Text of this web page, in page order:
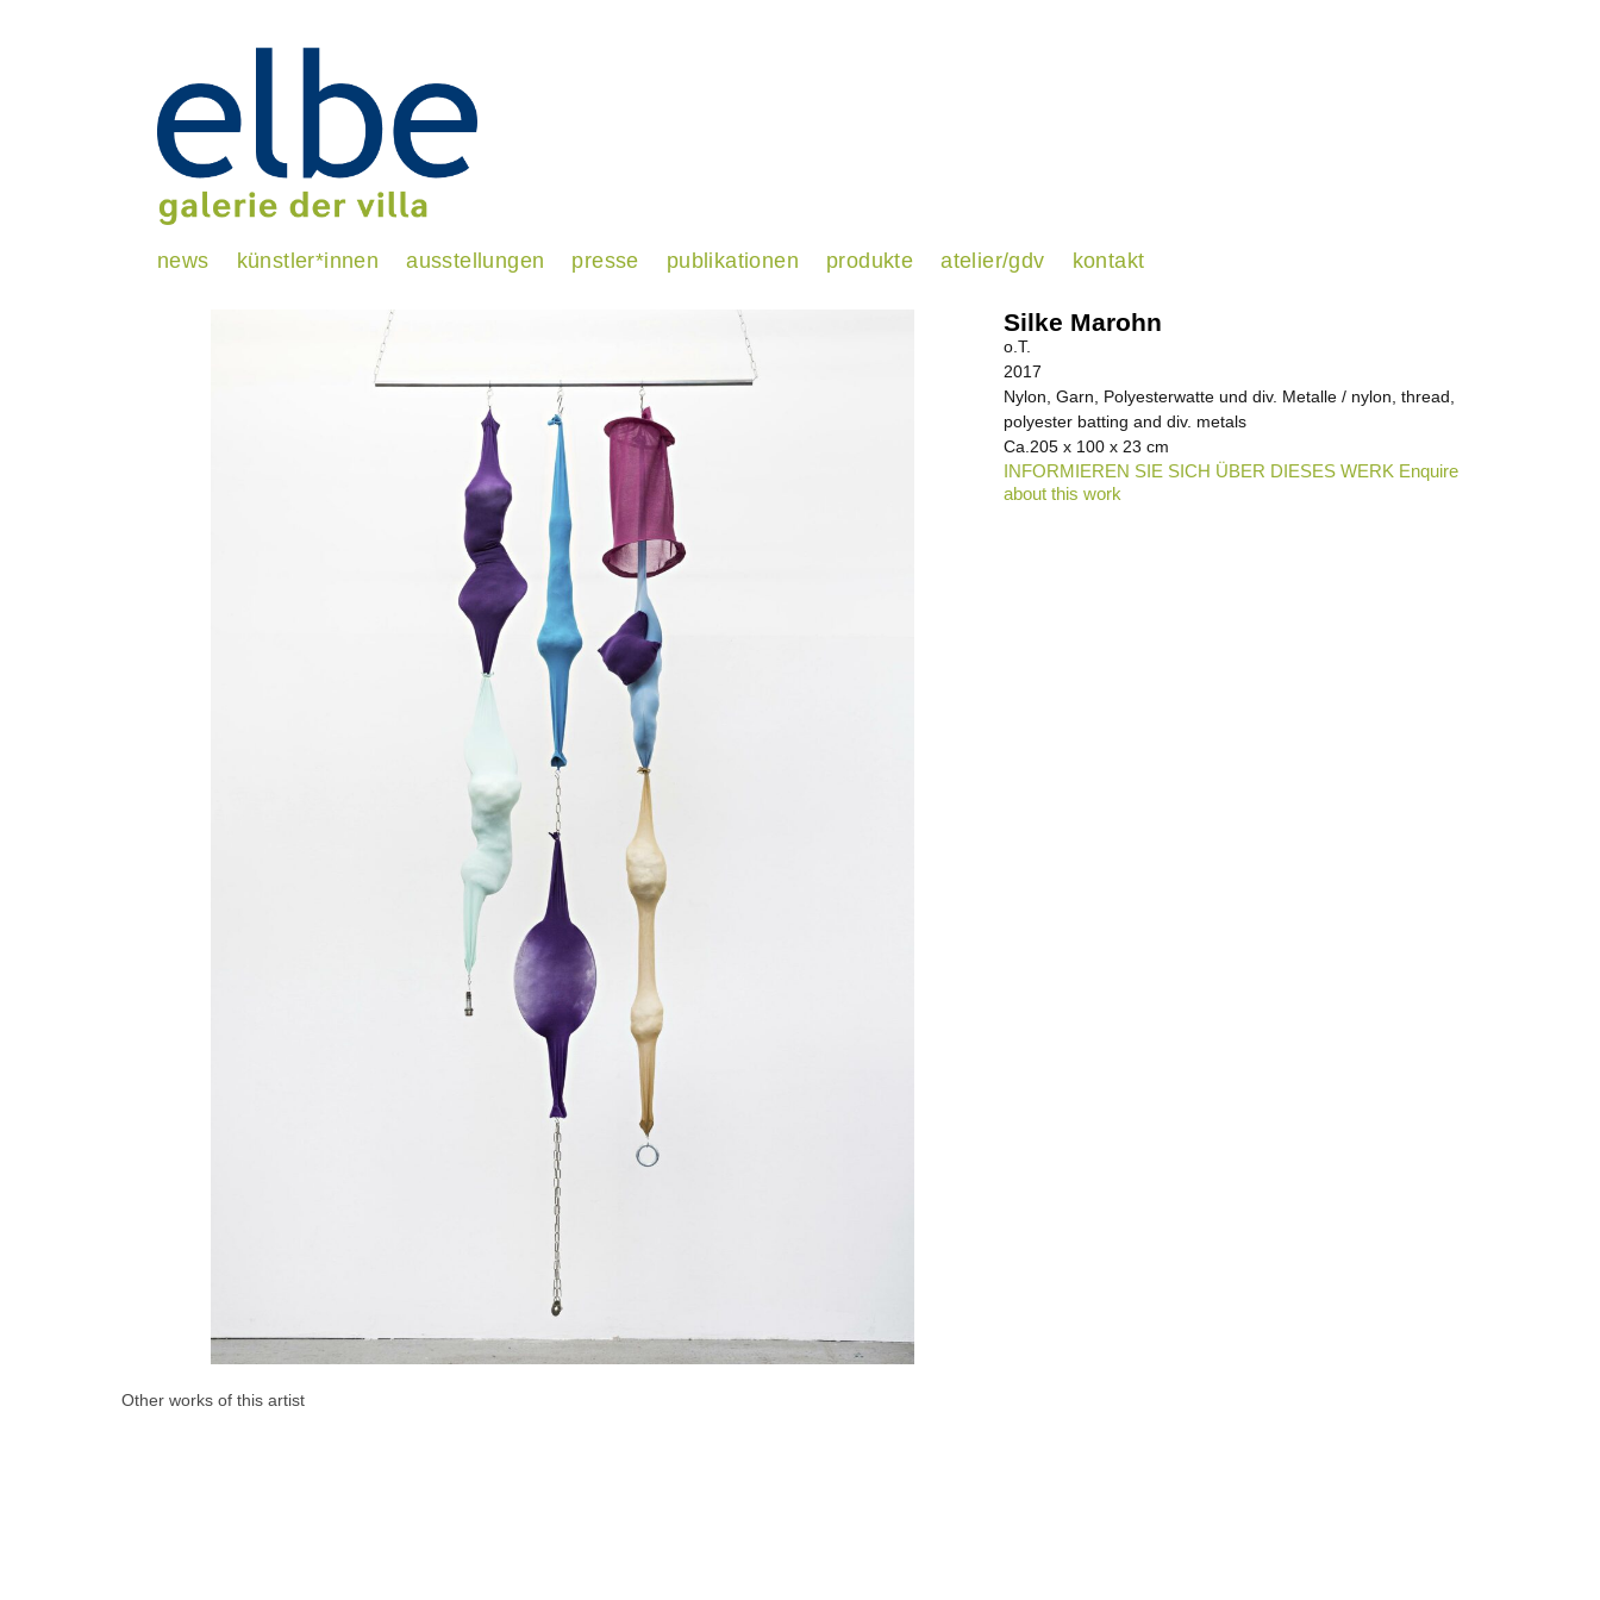
news künstler*innen ausstellungen presse publikationen produkte atelier/gdv kontakt
Silke Marohn
o.T.
2017
Nylon, Garn, Polyesterwatte und div. Metalle / nylon, thread,
polyester batting and div. metals
Ca.205 x 100 x 23 cm
INFORMIEREN SIE SICH ÜBER DIESES WERK Enquire
about this work
Other works of this artist